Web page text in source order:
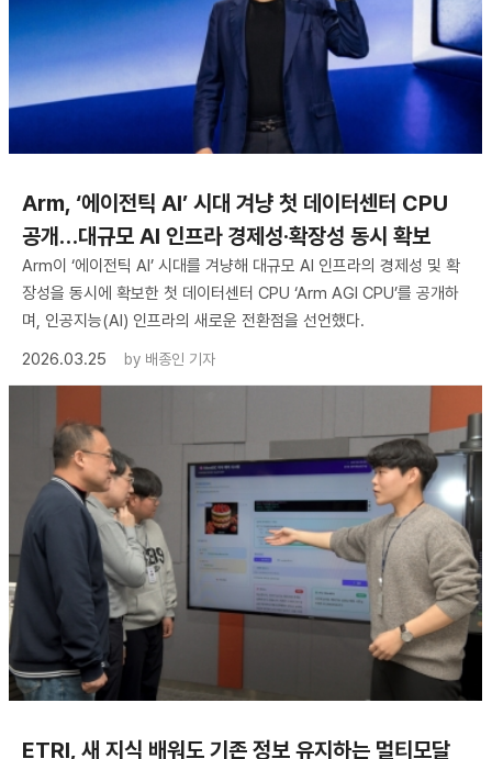
Arm, ‘에이전틱 AI’ 시대 겨냥 첫 데이터센터 CPU
공개…대규모 AI 인프라 경제성·확장성 동시 확보
Arm이 ‘에이전틱 AI’ 시대를 겨냥해 대규모 AI 인프라의 경제성 및 확
장성을 동시에 확보한 첫 데이터센터 CPU ‘Arm AGI CPU’를 공개하
며, 인공지능(AI) 인프라의 새로운 전환점을 선언했다.
2026.03.25
by 배종인 기자
ETRI, 새 지식 배워도 기존 정보 유지하는 멀티모달